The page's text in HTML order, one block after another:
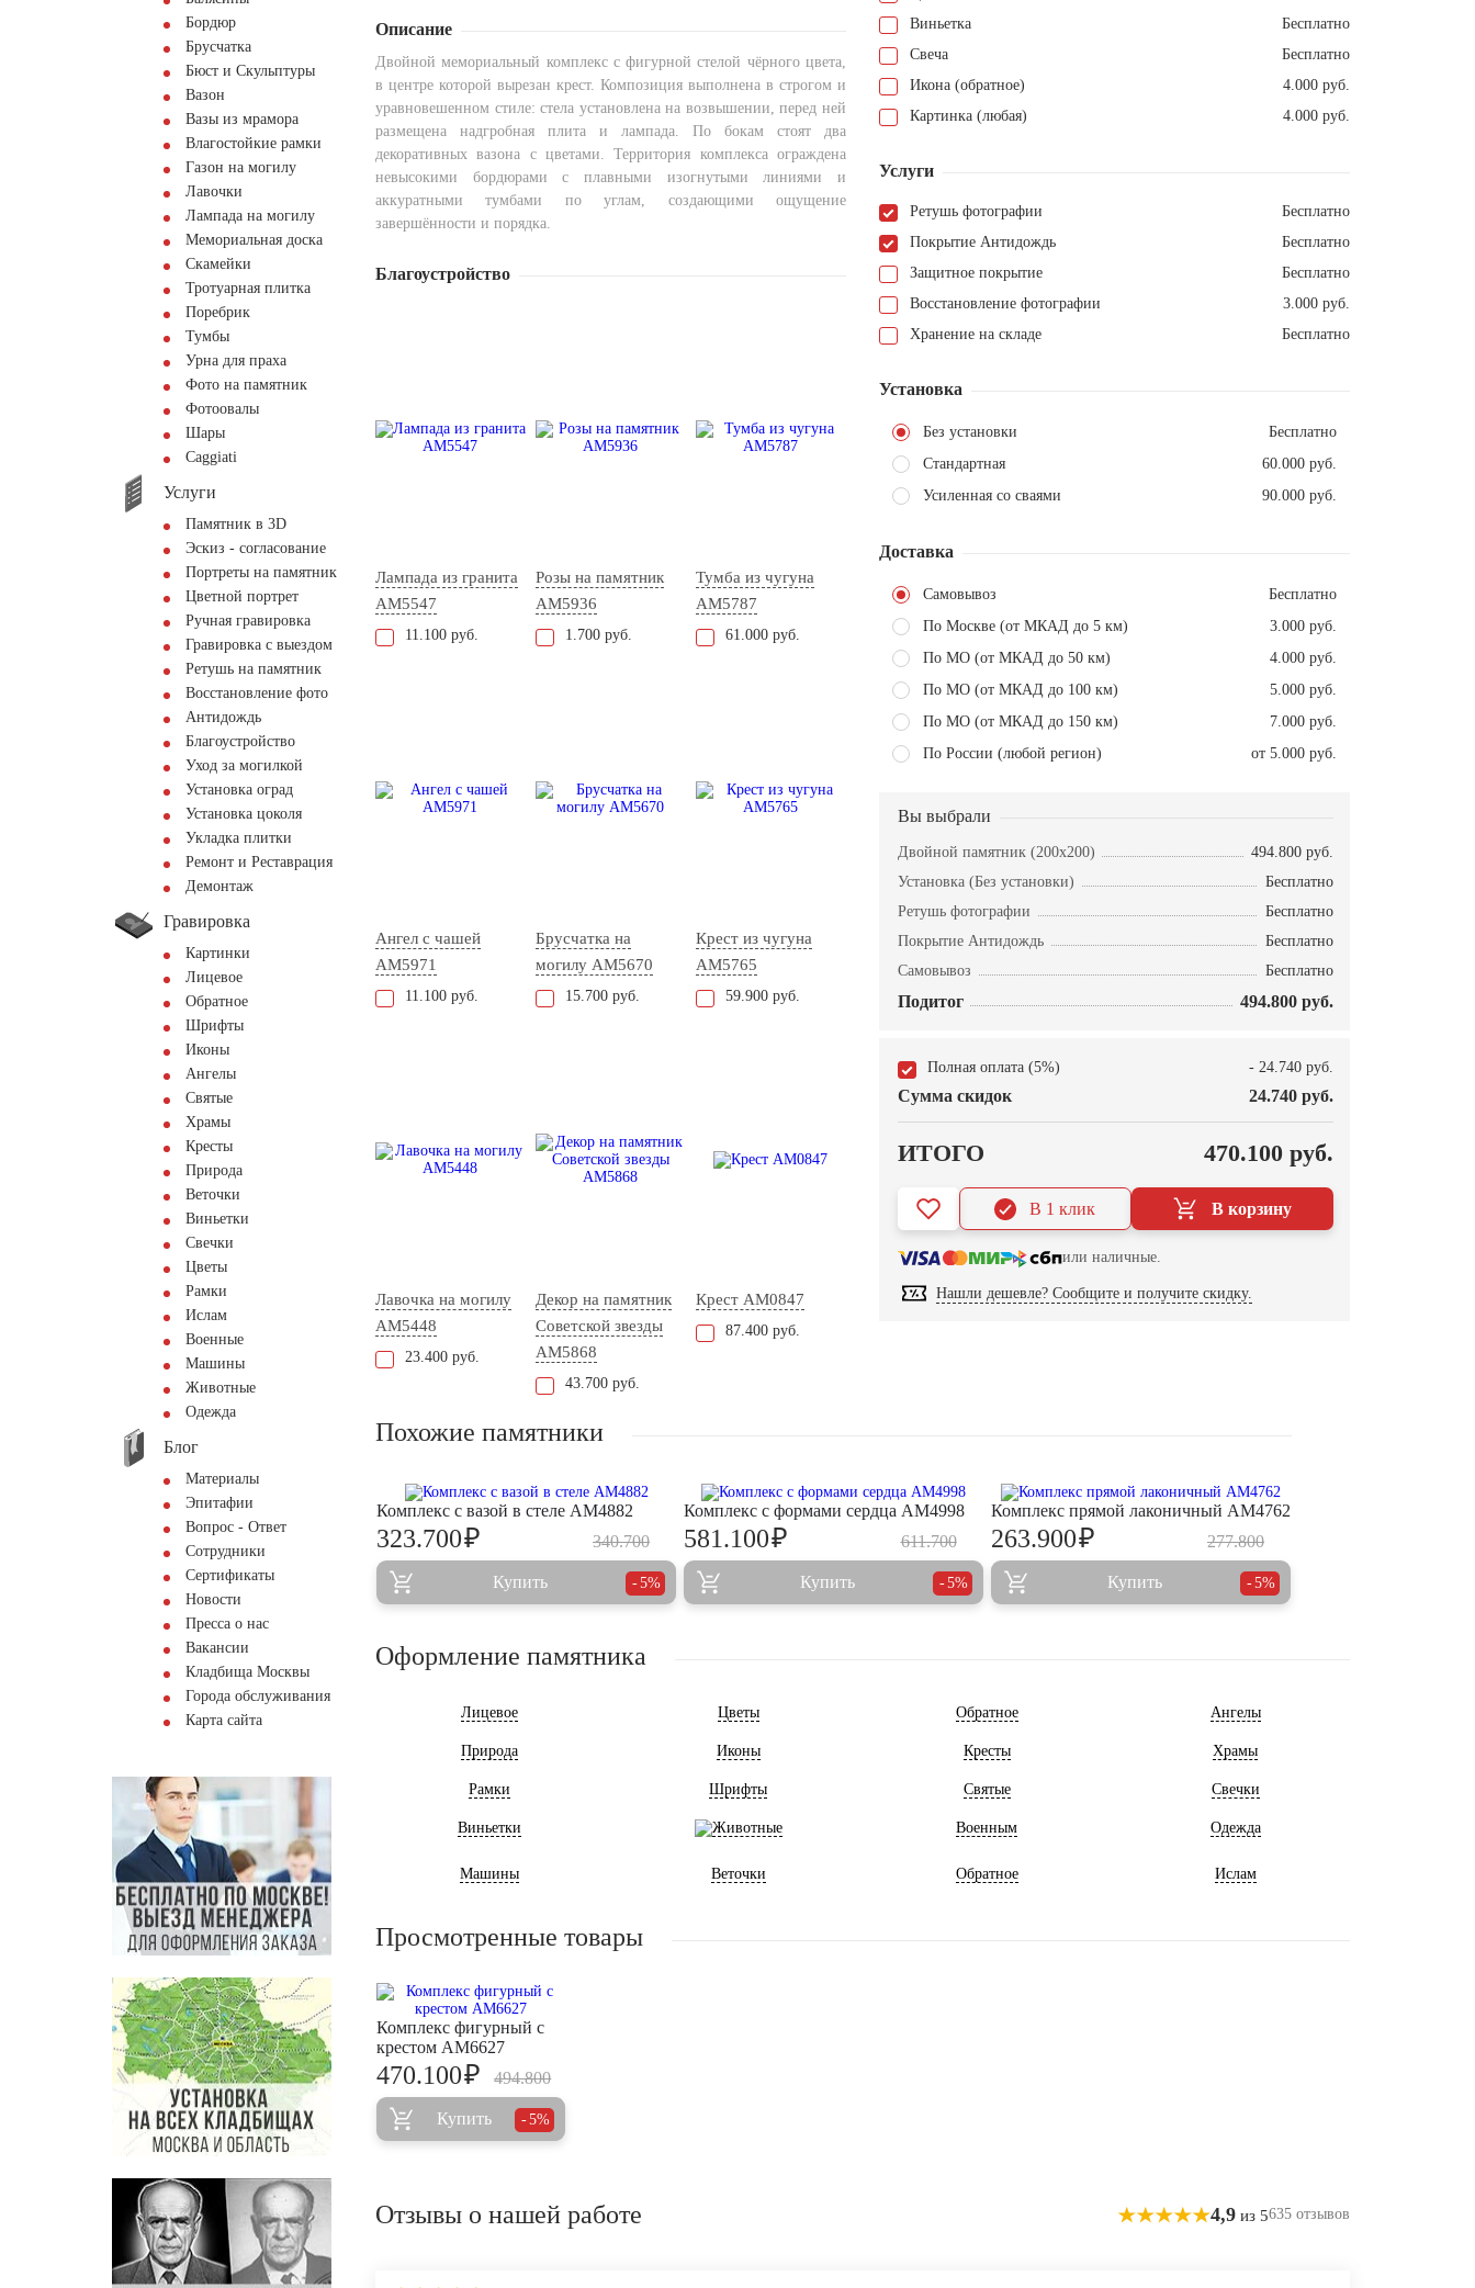
Бордюр
Брусчатка
Бюст и Скульптуры
Вазон
Вазы из мрамора
Влагостойкие рамки
Газон на могилу
Лавочки
Лампада на могилу
Мемориальная доска
Скамейки
Тротуарная плитка
Поребрик
Тумбы
Урна для праха
Фото на памятник
Фотоовалы
Шары
Сaggiati
Услуги
Памятник в 3D
Эскиз - согласование
Портреты на памятник
Цветной портрет
Ручная гравировка
Гравировка с выездом
Ретушь на памятник
Восстановление фото
Антидождь
Благоустройство
Уход за могилкой
Установка оград
Установка цоколя
Укладка плитки
Ремонт и Реставрация
Демонтаж
Гравировка
Картинки
Лицевое
Обратное
Шрифты
Иконы
Ангелы
Святые
Храмы
Кресты
Природа
Веточки
Виньетки
Свечки
Цветы
Рамки
Ислам
Военные
Машины
Животные
Одежда
Блог
Материалы
Эпитафии
Вопрос - Ответ
Сотрудники
Сертификаты
Новости
Пресса о нас
Вакансии
Кладбища Москвы
Города обслуживания
Карта сайта
Описание
Двойной мемориальный комплекс с фигурной стелой чёрного цвета,
в центре которой вырезан крест. Композиция выполнена в строгом и
уравновешенном стиле: стела установлена на возвышении, перед ней
размещена надгробная плита и лампада. По бокам стоят два
декоративных вазона с цветами. Территория комплекса ограждена
невысокими бордюрами с плавными изогнутыми линиями и
аккуратными тумбами по углам, создающими ощущение
завершённости и порядка.
Благоустройство
Лампада из гранита
AM5547
11.100 руб.
Розы на памятник
AM5936
1.700 руб.
Тумба из чугуна
AM5787
61.000 руб.
Ангел с чашей
AM5971
11.100 руб.
Брусчатка на
могилу AM5670
15.700 руб.
Крест из чугуна
AM5765
59.900 руб.
Лавочка на могилу
AM5448
23.400 руб.
Декор на памятник
Советской звезды
AM5868
43.700 руб.
Крест AM0847
87.400 руб.
Виньетка
Бесплатно
Свеча
Бесплатно
Икона (обратное)
4.000 руб.
Картинка (любая)
4.000 руб.
Услуги
Ретушь фотографии
Бесплатно
Покрытие Антидождь
Бесплатно
Защитное покрытие
Бесплатно
Восстановление фотографии
3.000 руб.
Хранение на складе
Бесплатно
Установка
Без установки
Бесплатно
Стандартная
60.000 руб.
Усиленная со сваями
90.000 руб.
Доставка
Самовывоз
Бесплатно
По Москве (от МКАД до 5 км)
3.000 руб.
По МО (от МКАД до 50 км)
4.000 руб.
По МО (от МКАД до 100 км)
5.000 руб.
По МО (от МКАД до 150 км)
7.000 руб.
По России (любой регион)
от 5.000 руб.
Вы выбрали
Двойной памятник (200х200)
494.800 руб.
Установка (Без установки)
Бесплатно
Ретушь фотографии
Бесплатно
Покрытие Антидождь
Бесплатно
Самовывоз
Бесплатно
Подитог 494.800 руб.
Полная оплата (5%) - 24.740 руб.
Сумма скидок 24.740 руб.
ИТОГО 470.100 руб.
В корзину
В 1 клик
или наличные.
Нашли дешевле? Сообщите и получите скидку.
Похожие памятники
Комплекс с вазой в стеле AM4882
340.700
323.700₽
Купить 5%
Комплекс с формами сердца AM4998
611.700
581.100₽
Купить 5%
Комплекс прямой лаконичный AM4762
277.800
263.900₽
Купить 5%
Оформление памятника
Лицевое Цветы Обратное Ангелы
Природа Иконы Кресты Храмы
Рамки Шрифты Святые Свечки
Виньетки Животные Военным Одежда
Машины Веточки Обратное Ислам
Просмотренные товары
Комплекс фигурный с
крестом AM6627
494.800
470.100₽
Купить 5%
Отзывы о нашей работе 4,9 из 5635 отзывов